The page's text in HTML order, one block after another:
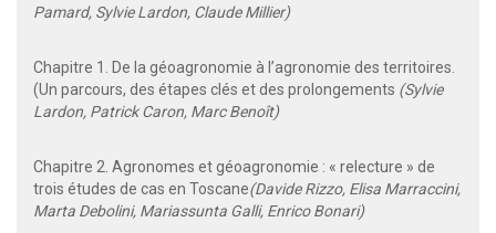
Pamard, Sylvie Lardon, Claude Millier)
Chapitre 1. De la géoagronomie à l’agronomie des territoires.
(Un parcours, des étapes clés et des prolongements (Sylvie
Lardon, Patrick Caron, Marc Benoît)
Chapitre 2. Agronomes et géoagronomie : « relecture » de
trois études de cas en Toscane(Davide Rizzo, Elisa Marraccini,
Marta Debolini, Mariassunta Galli, Enrico Bonari)